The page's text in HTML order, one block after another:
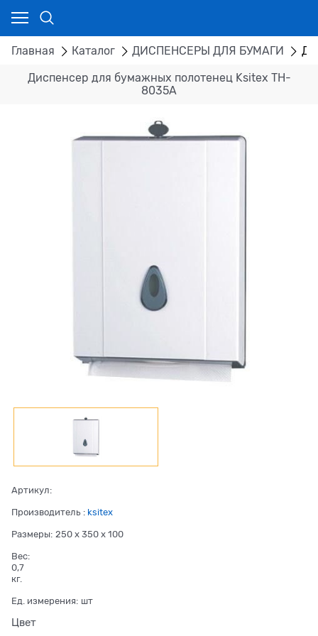
Главная Каталог ДИСПЕНСЕРЫ ДЛЯ БУМАГИ
Диспенсер для бумажных полотенец Ksitex TH-
8035A
Артикул:
Производитель : ksitex
Размеры: 250 x 350 x 100
Вес:
0,7
кг.
Ед. измерения: шт
Цвет